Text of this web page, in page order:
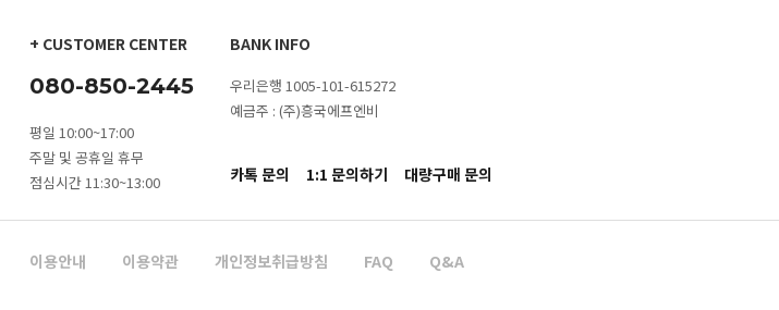
+ CUSTOMER CENTER
080-850-2445
평일 10:00~17:00
주말 및 공휴일 휴무
점심시간 11:30~13:00
BANK INFO
우리은행 1005-101-615272
예금주 : (주)흥국에프엔비
카톡 문의 1:1 문의하기 대량구매 문의
이용안내 이용약관 개인정보취급방침 FAQ Q&A